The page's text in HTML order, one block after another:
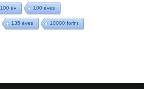
100 év 100 éves
135 éves 10000 forint